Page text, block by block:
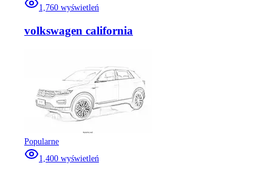
1,760 wyświetleń
volkswagen california
Popularne
1,400 wyświetleń